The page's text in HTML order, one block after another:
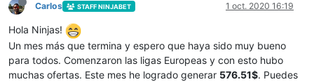
Carlos STAFF NINJABET 1 oct. 2020 16:19
Hola Ninjas!
Un mes más que termina y espero que haya sido muy bueno
para todos. Comenzaron las ligas Europeas y con esto hubo
muchas ofertas. Este mes he logrado generar 576.51$. Puedes